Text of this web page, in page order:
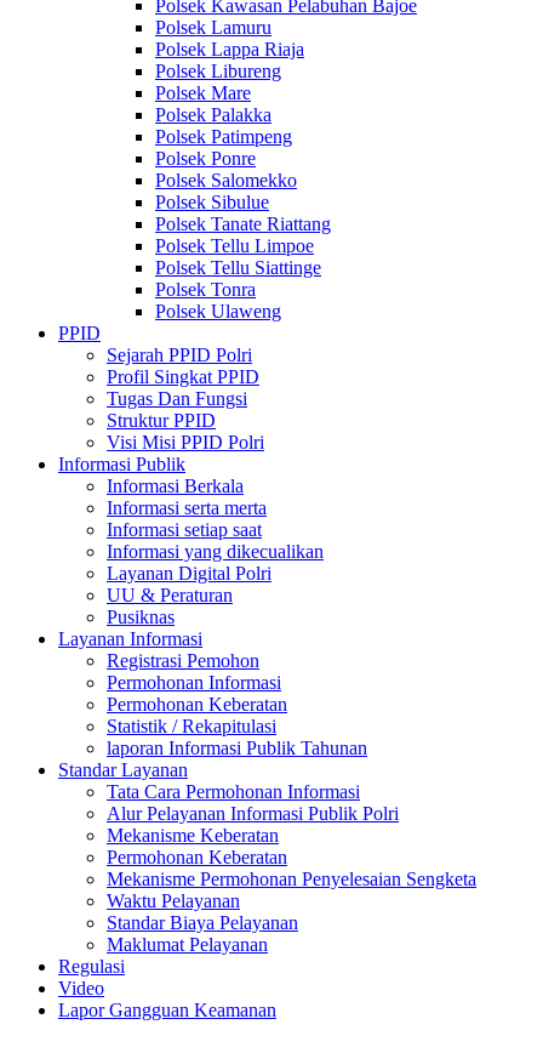
Polsek Kawasan Pelabuhan Bajoe
Polsek Lamuru
Polsek Lappa Riaja
Polsek Libureng
Polsek Mare
Polsek Palakka
Polsek Patimpeng
Polsek Ponre
Polsek Salomekko
Polsek Sibulue
Polsek Tanate Riattang
Polsek Tellu Limpoe
Polsek Tellu Siattinge
Polsek Tonra
Polsek Ulaweng
PPID
Sejarah PPID Polri
Profil Singkat PPID
Tugas Dan Fungsi
Struktur PPID
Visi Misi PPID Polri
Informasi Publik
Informasi Berkala
Informasi serta merta
Informasi setiap saat
Informasi yang dikecualikan
Layanan Digital Polri
UU & Peraturan
Pusiknas
Layanan Informasi
Registrasi Pemohon
Permohonan Informasi
Permohonan Keberatan
Statistik / Rekapitulasi
laporan Informasi Publik Tahunan
Standar Layanan
Tata Cara Permohonan Informasi
Alur Pelayanan Informasi Publik Polri
Mekanisme Keberatan
Permohonan Keberatan
Mekanisme Permohonan Penyelesaian Sengketa
Waktu Pelayanan
Standar Biaya Pelayanan
Maklumat Pelayanan
Regulasi
Video
Lapor Gangguan Keamanan